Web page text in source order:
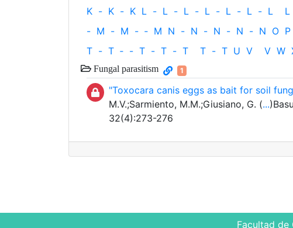
K - K - K L - L - L - L - L - L - L L
- M - M - ‐ M N - N - N - N - N O P
T - T ‐ - T - T - T T - T U V V W
Fungal parasitism 1
"Toxocara canis eggs as bait for soil
M.V.;Sarmiento, M.M.;Giusiano, G. (...
32(4):273-276
Facultad de